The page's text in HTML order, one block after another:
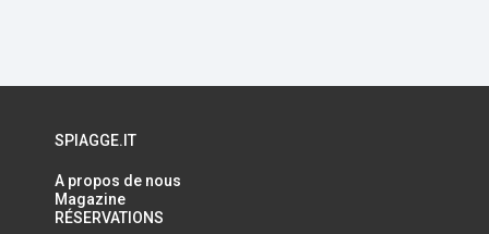
SPIAGGE.IT
A propos de nous
Magazine
RÉSERVATIONS